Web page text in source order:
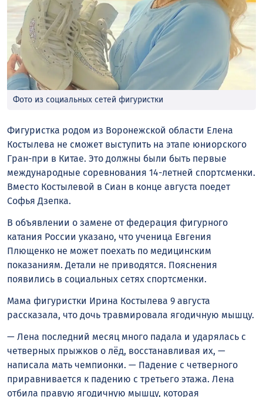
Фото из социальных сетей фигуристки
Фигуристка родом из Воронежской области Елена
Костылева не сможет выступить на этапе юниорского
Гран-при в Китае. Это должны были быть первые
международные соревнования 14-летней спортсменки.
Вместо Костылевой в Сиан в конце августа поедет
Софья Дзепка.
В объявлении о замене от федерация фигурного
катания России указано, что ученица Евгения
Плющенко не может поехать по медицинским
показаниям. Детали не приводятся. Пояснения
появились в социальных сетях спортсменки.
Мама фигуристки Ирина Костылева 9 августа
рассказала, что дочь травмировала ягодичную мышцу.
— Лена последний месяц много падала и ударялась с
четверных прыжков о лëд, восстанавливая их, —
написала мать чемпионки. — Падение с четверного
приравнивается к падению с третьего этажа. Лена
отбила правую ягодичную мышцу, которая